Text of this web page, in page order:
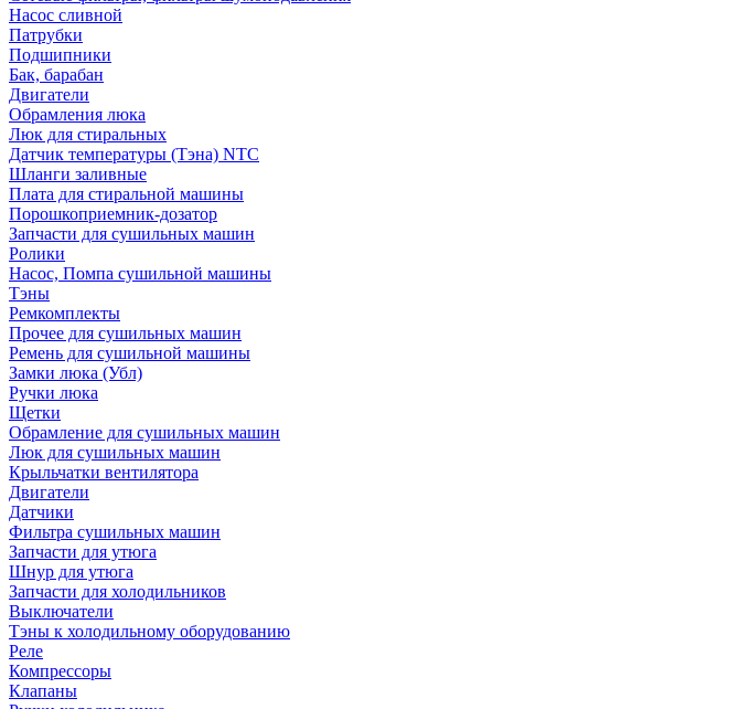
Насос сливной
Патрубки
Подшипники
Бак, барабан
Двигатели
Обрамления люка
Люк для стиральных
Датчик температуры (Тэна) NTC
Шланги заливные
Плата для стиральной машины
Порошкоприемник-дозатор
Запчасти для сушильных машин
Ролики
Насос, Помпа сушильной машины
Тэны
Ремкомплекты
Прочее для сушильных машин
Ремень для сушильной машины
Замки люка (Убл)
Ручки люка
Щетки
Обрамление для сушильных машин
Люк для сушильных машин
Крыльчатки вентилятора
Двигатели
Датчики
Фильтра сушильных машин
Запчасти для утюга
Шнур для утюга
Запчасти для холодильников
Выключатели
Тэны к холодильному оборудованию
Реле
Компрессоры
Клапаны